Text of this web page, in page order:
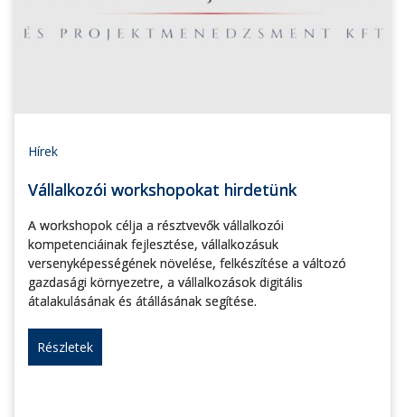
Hírek
Vállalkozói workshopokat hirdetünk
A workshopok célja a résztvevők vállalkozói
kompetenciáinak fejlesztése, vállalkozásuk
versenyképességének növelése, felkészítése a változó
gazdasági környezetre, a vállalkozások digitális
átalakulásának és átállásának segítése.
Részletek